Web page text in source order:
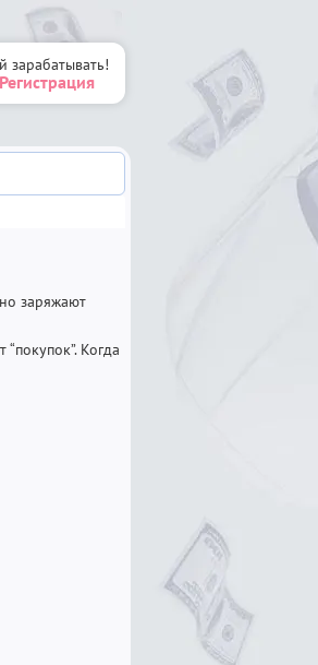
зарабатывать!
Регистрация
заряжают
Когда